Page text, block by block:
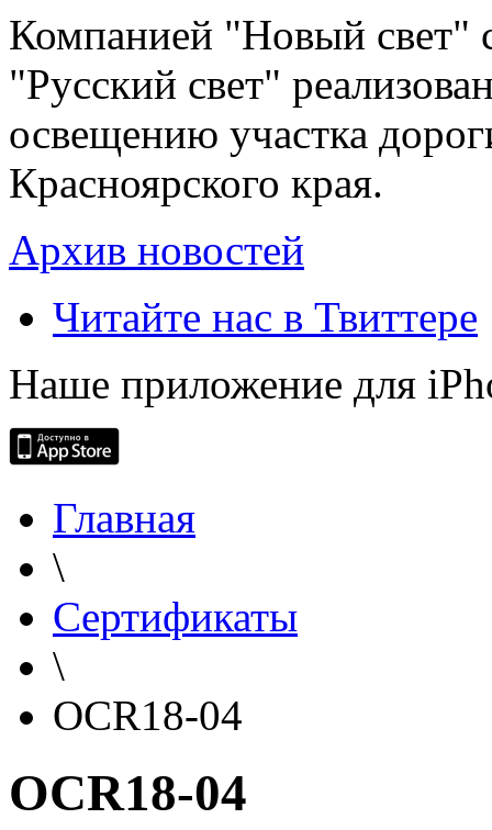
Компанией "Новый свет"
"Русский свет"
освещению участка
Красноярского края.
Архив новостей
Читайте нас в Твиттере
Наше приложение для
Главная
\
Сертификаты
\
OCR18-04
OCR18-04